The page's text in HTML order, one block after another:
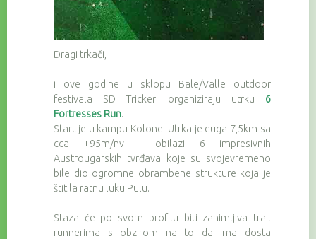
Dragi trkači,
i ove godine u sklopu Bale/Valle outdoor
festivala SD Trickeri organiziraju utrku 6
Fortresses Run.
Start je u kampu Kolone. Utrka je duga 7,5km sa
cca +95m/nv i obilazi 6 impresivnih
Austrougarskih tvrđava koje su svojevremeno
bile dio ogromne obrambene strukture koja je
štitila ratnu luku Pulu.
Staza će po svom profilu biti zanimljiva trail
runnerima s obzirom na to da ima dosta